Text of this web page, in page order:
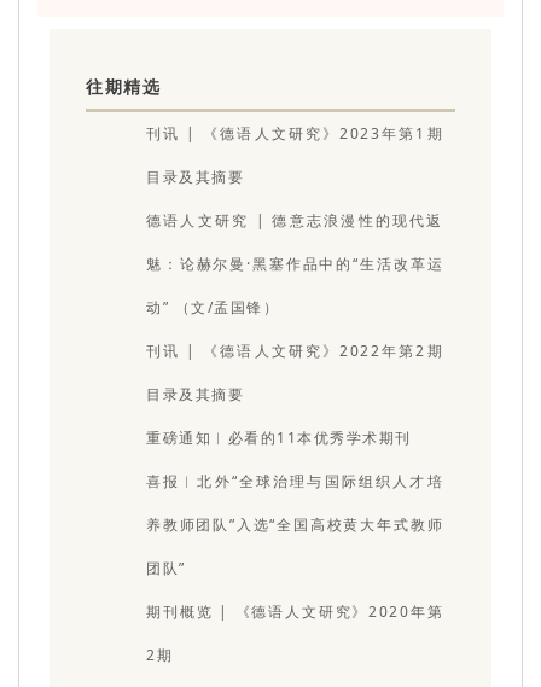
往期精选
刊讯 | 《德语人文研究》2023年第1期
目录及其摘要
德语人文研究 | 德意志浪漫性的现代返
魅：论赫尔曼·黑塞作品中的“生活改革运
动” （文/孟国锋）
刊讯 | 《德语人文研究》2022年第2期
目录及其摘要
重磅通知︱必看的11本优秀学术期刊
喜报︱北外“全球治理与国际组织人才培
养教师团队”入选“全国高校黄大年式教师
团队”
期刊概览 | 《德语人文研究》2020年第
2期